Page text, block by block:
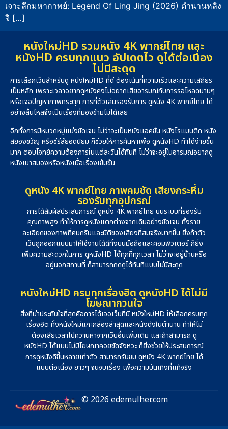
เจาะลึกมหากาพย์: Legend Of Ling Jing (2026) ตำนานหลิง
จิ […]
หนังใหม่HD รวมหนัง 4K พากย์ไทย และ
หนังHD ครบทุกแนว อัปเดตไว ดูได้ต่อเนื่อง
ไม่มีสะดุด
การเลือกเว็บสำหรับดู หนังใหม่HD ที่ดี ต้องเน้นที่ความเร็วและความเสถียร
เป็นหลัก เพราะเวลาอยากดูหนังคงไม่อยากเสียอารมณ์กับการรอโหลดนานๆ
หรือเจอปัญหาภาพกระตุก การที่ตัวเล่นรองรับการ ดูหนัง 4K พากย์ไทย ได้
อย่างลื่นไหลจึงเป็นเรื่องที่มองข้ามไม่ได้เลย
อีกทั้งการมีหมวดหมู่แบ่งชัดเจน ไม่ว่าจะเป็นหนังแอคชั่น หนังโรแมนติก หนัง
สยองขวัญ หรือซีรีส์ยอดนิยม ก็ช่วยให้การค้นหาเพื่อ ดูหนังHD ทำได้ง่ายขึ้น
มาก ตอบโจทย์ความต้องการในแต่ละวันได้ทันที ไม่ว่าจะอยู่ในอารมณ์อยากดู
หนังเบาสมองหรือหนังเนื้อเรื่องเข้มข้น
ดูหนัง 4K พากย์ไทย ภาพคมชัด เสียงกระหึ่ม
รองรับทุกอุปกรณ์
การได้สัมผัสประสบการณ์ ดูหนัง 4K พากย์ไทย บนระบบที่รองรับ
คุณภาพสูง ทำให้การดูหนังแตกต่างจากเดิมอย่างชัดเจน ทั้งราย
ละเอียดของภาพที่คมกริบและมิติของเสียงที่สมจริงมากขึ้น ยิ่งถ้าตัว
เว็บถูกออกแบบมาให้ใช้งานได้ดีทั้งบนมือถือและคอมพิวเตอร์ ก็ยิ่ง
เพิ่มความสะดวกในการ ดูหนังHD ได้ทุกที่ทุกเวลา ไม่ว่าจะอยู่บ้านหรือ
อยู่นอกสถานที่ ก็สามารถกดดูได้ทันทีแบบไม่มีสะดุด
หนังใหม่HD ครบทุกเรื่องฮิต ดูหนังHD ได้ไม่มี
โฆษณากวนใจ
สิ่งที่น่าประทับใจที่สุดคือการได้เจอเว็บที่มี หนังใหม่HD ให้เลือกครบทุก
เรื่องฮิต ทั้งหนังใหม่แกะกล่องล่าสุดและหนังดังในตำนาน ทำให้ไม่
ต้องเสียเวลาไปควานหาจากเว็บอื่นเพิ่มเติม และถ้าสามารถ ดู
หนังHD ได้แบบไม่มีโฆษณาคอยขัดจังหวะ ก็ยิ่งช่วยให้ประสบการณ์
การดูหนังดีขึ้นหลายเท่าตัว สามารถรับชม ดูหนัง 4K พากย์ไทย ได้
แบบต่อเนื่อง ยาวๆ จนจบเรื่อง เพื่อความบันเทิงที่แท้จริง
© 2026 edemulher.com